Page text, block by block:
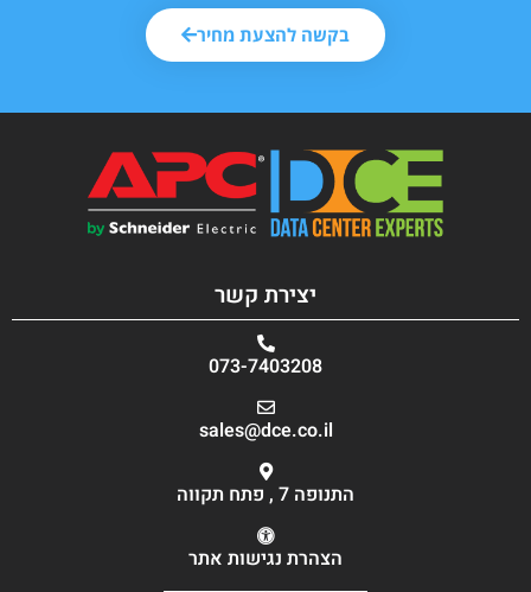
בקשה להצעת מחיר
יצירת קשר
073-7403208
sales@dce.co.il
התנופה 7 , פתח תקווה
הצהרת נגישות אתר